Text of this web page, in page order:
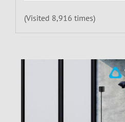
(Visited 8,916 times)